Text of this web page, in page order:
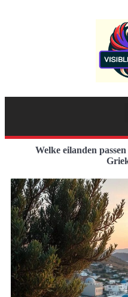
Welke eilanden